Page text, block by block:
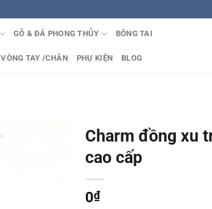
GỖ & ĐÁ PHONG THỦY BÔNG TAI
VÒNG TAY /CHÂN PHỤ KIỆN BLOG
Charm đồng xu
cao cấp
0₫